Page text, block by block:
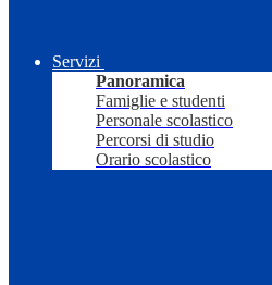
Servizi
Panoramica
Famiglie e studenti
Personale scolastico
Percorsi di studio
Orario scolastico